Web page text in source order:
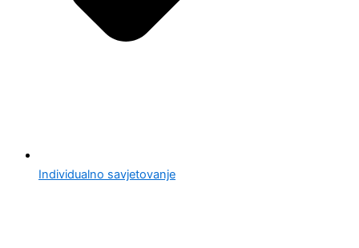
Individualno savjetovanje